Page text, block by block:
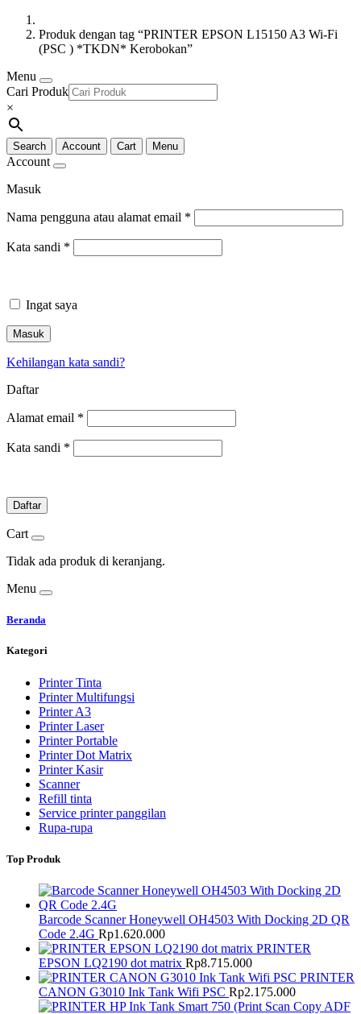
Produk dengan tag “PRINTER EPSON L15150 A3 Wi-Fi
(PSC ) *TKDN* Kerobokan”
Menu
Cari Produk
×
Search Account Cart Menu
Account
Masuk
Nama pengguna atau alamat email *
Kata sandi *
Ingat saya
Masuk
Kehilangan kata sandi?
Daftar
Alamat email *
Kata sandi *
Daftar
Cart
Tidak ada produk di keranjang.
Menu
Beranda
Kategori
Printer Tinta
Printer Multifungsi
Printer A3
Printer Laser
Printer Portable
Printer Dot Matrix
Printer Kasir
Scanner
Refill tinta
Service printer panggilan
Rupa-rupa
Top Produk
Barcode Scanner Honeywell OH4503 With Docking 2D QR
Code 2.4G Rp1.620.000
PRINTER
EPSON LQ2190 dot matrix Rp8.715.000
PRINTER
CANON G3010 Ink Tank Wifi PSC Rp2.175.000